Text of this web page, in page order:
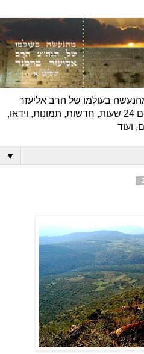
בעולמו של הרב אליעזר
ברלנד שליט"א - דיווחים שוטפים 24 שעות, חדשות, תמונות, וידאו,
ועוד
▼